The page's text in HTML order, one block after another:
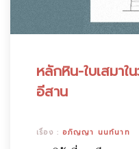
หลักหิน-ใบเสมา
อีสาน
เรื่อง : อภิญญา นนท์นาท